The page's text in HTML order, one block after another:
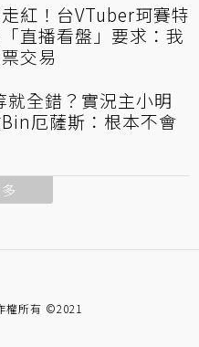
紅！台VTuber珂賽特
直播看盤」要求：我
交易
就全錯？實況主小明
厄薩斯：根本不會
權所有 ©2021